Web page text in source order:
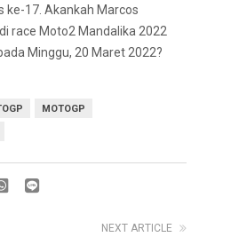
ke-17. Akankah Marcos
race Moto2 Mandalika 2022
Minggu, 20 Maret 2022?
MOTOGP
NEXT ARTICLE